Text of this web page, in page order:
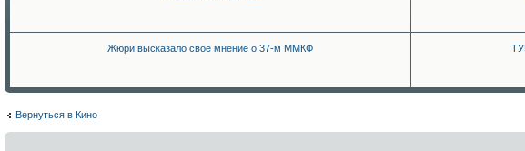
Жюри высказало свое мнение о 37-м ММКФ
Вернуться в Кино